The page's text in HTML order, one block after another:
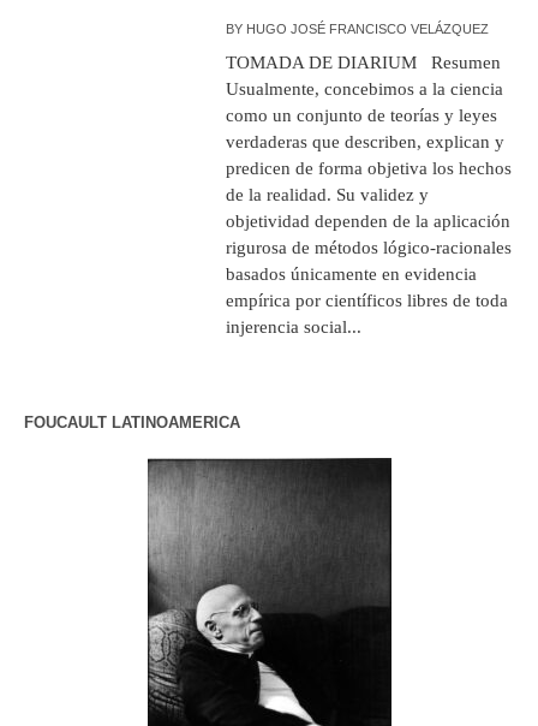
BY HUGO JOSÉ FRANCISCO VELÁZQUEZ
TOMADA DE DIARIUM Resumen
Usualmente, concebimos a la ciencia
como un conjunto de teorías y leyes
verdaderas que describen, explican y
predicen de forma objetiva los hechos
de la realidad. Su validez y
objetividad dependen de la aplicación
rigurosa de métodos lógico-racionales
basados únicamente en evidencia
empírica por científicos libres de toda
injerencia social...
FOUCAULT LATINOAMERICA